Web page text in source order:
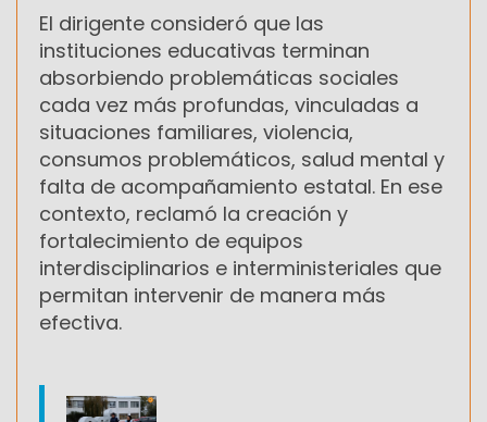
El dirigente consideró que las
instituciones educativas terminan
absorbiendo problemáticas sociales
cada vez más profundas, vinculadas a
situaciones familiares, violencia,
consumos problemáticos, salud mental y
falta de acompañamiento estatal. En ese
contexto, reclamó la creación y
fortalecimiento de equipos
interdisciplinarios e interministeriales que
permitan intervenir de manera más
efectiva.